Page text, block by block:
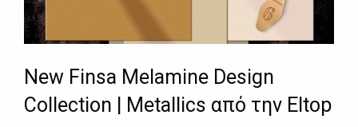
New Finsa Melamine Design
Collection | Metallics από την Eltop